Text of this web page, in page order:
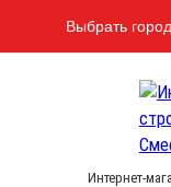
Выбрать город
Интернет-